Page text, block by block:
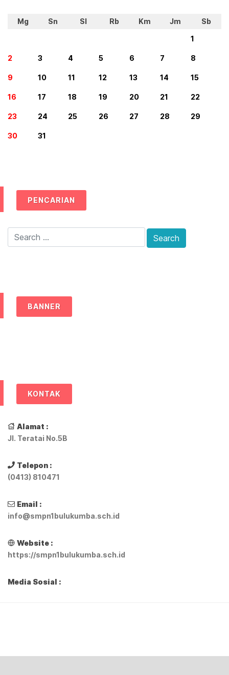
Mg Sn Sl Rb Km Jm
Sb
1
2 3 4 5 6 7 8
9 10 11 12 13 14 15
16 17 18 19 20 21 22
23 24 25 26 27 28 29
30 31
PENCARIAN
BANNER
KONTAK
Alamat :
Jl. Teratai No.5B
Telepon :
(0413) 810471
Email :
info@smpn1bulukumba.sch.id
Website :
https://smpn1bulukumba.sch.id
Media Sosial :